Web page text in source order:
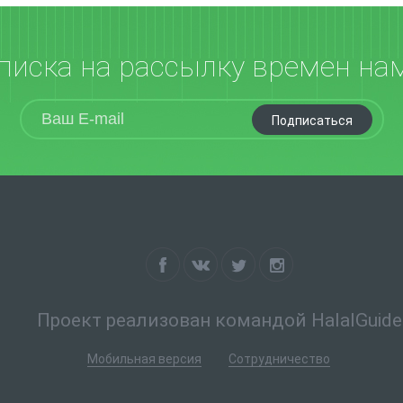
на рассылку времен
Подписаться
Проект реализован командой HalalGuide
Мобильная версия Сотрудничество